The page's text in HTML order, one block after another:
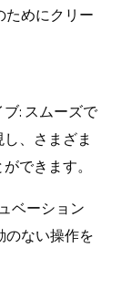
ためにクリー
: スムーズで
、さまざま
できます。
ベーション
のない操作を